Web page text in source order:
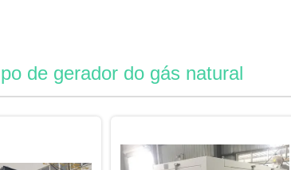
de gerador do gás natural